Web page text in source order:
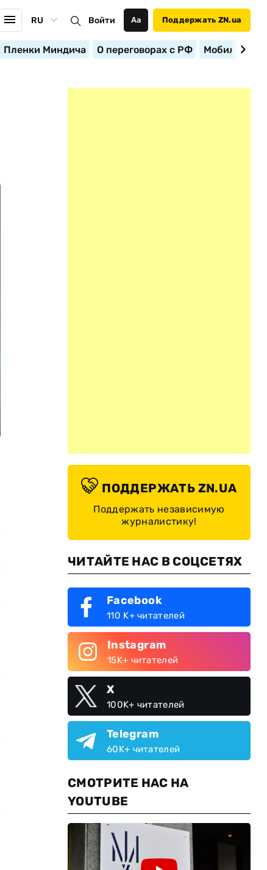
RU Войти Аа Поддержать ZN.ua
Пленки Миндича О переговорах с РФ
ПОДДЕРЖАТЬ ZN.UA
Поддержать независимую
журналистику!
ЧИТАЙТЕ НАС В СОЦСЕТЯХ
Facebook
110 K+ читателей
Instagram
15K+ читателей
X
100K+ читателей
Telegram
60K+ читателей
СМОТРИТЕ НАС НА
YOUTUBE